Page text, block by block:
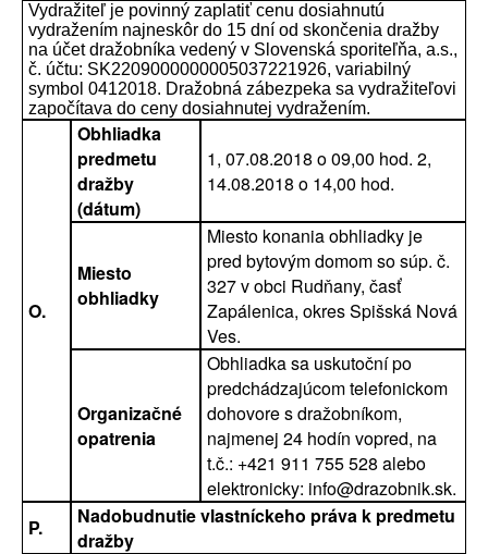
Vydražiteľ je povinný zaplatiť cenu dosiahnutú
vydražením najneskôr do 15 dní od skončenia dražby
na účet dražobníka vedený v Slovenská sporiteľňa, a.s.,
č. účtu: SK2209000000005037221926, variabilný
symbol 0412018. Dražobná zábezpeka sa vydražiteľovi
započítava do ceny dosiahnutej vydražením.
O.
Obhliadka
predmetu
dražby
(dátum)
1, 07.08.2018 o 09,00 hod. 2,
14.08.2018 o 14,00 hod.
Miesto
obhliadky
Miesto konania obhliadky je
pred bytovým domom so súp. č.
327 v obci Rudňany, časť
Zapálenica, okres Spišská Nová
Ves.
Organizačné
opatrenia
Obhliadka sa uskutoční po
predchádzajúcom telefonickom
dohovore s dražobníkom,
najmenej 24 hodín vopred, na
t.č.: +421 911 755 528 alebo
elektronicky: info@drazobnik.sk.
P.
Nadobudnutie vlastníckeho práva k predmetu
dražby